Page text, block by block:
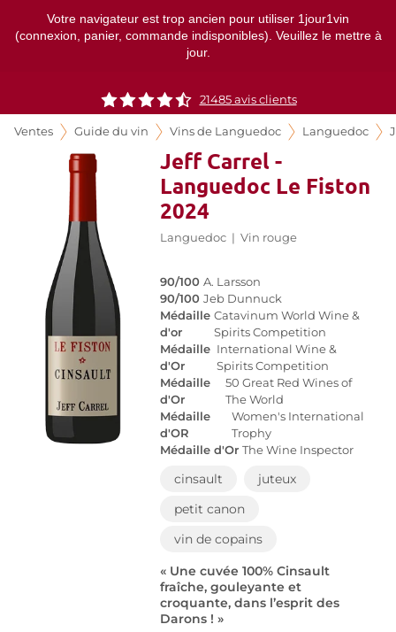
Votre navigateur est trop ancien pour utiliser 1jour1vin
(connexion, panier, commande indisponibles). Veuillez le mettre à
jour.
21485avis clients
Ventes Guide du vin Vins de Languedoc Languedoc
Jeff Carrel -
Languedoc Le Fiston
2024
Languedoc | Vin rouge
90/100 A. Larsson
90/100 Jeb Dunnuck
Médaille
d'or
Catavinum World Wine &
Spirits Competition
Médaille
d'Or
International Wine &
Spirits Competition
Médaille
d'Or
50 Great Red Wines of
The World
Médaille
d'OR
Women's International
Trophy
Médaille d'Or The Wine Inspector
cinsault
juteux
petit canon
vin de copains
« Une cuvée 100% Cinsault
fraîche, gouleyante et
croquante, dans l’esprit des
Darons ! »